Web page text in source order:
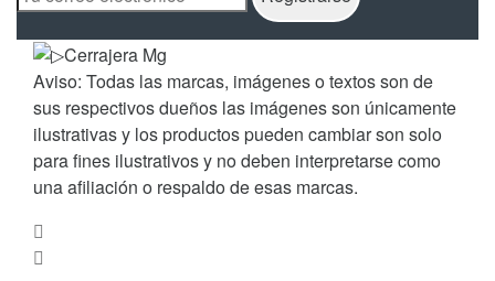
Aviso: Todas las marcas, imágenes o textos son de
sus respectivos dueños las imágenes son únicamente
ilustrativas y los productos pueden cambiar son solo
para fines ilustrativos y no deben interpretarse como
una afiliación o respaldo de esas marcas.